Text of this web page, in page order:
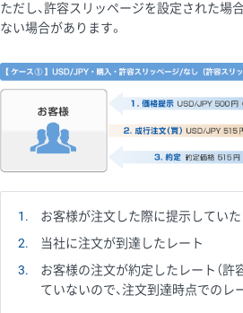
ただし、許容スリッページを設定された場
ない場合があります。
1
お客様が注文した際に提示していた
2
当社に注文が到達したレート
3
お客様の注文が約定したレート（許
ていないので、注文到達時点でのレ